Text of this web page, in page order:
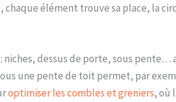
élément trouve sa place, la
dessus de porte, sous pente…
une pente de toit permet, par
optimiser les combles et greniers, où